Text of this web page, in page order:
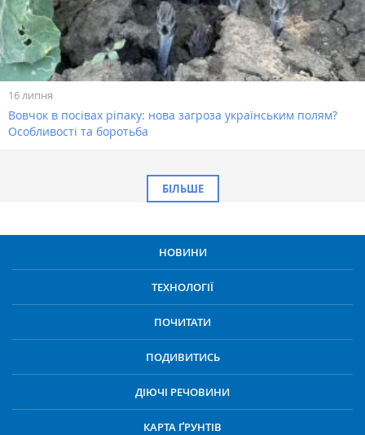
16 липня
Вовчок в посівах ріпаку: нова загроза українським полям?
Особливості та боротьба
БІЛЬШЕ
НОВИНИ
ТЕХНОЛОГІЇ
ПОЧИТАТИ
ПОДИВИТИСЬ
ДІЮЧІ РЕЧОВИНИ
КАРТА ҐРУНТІВ